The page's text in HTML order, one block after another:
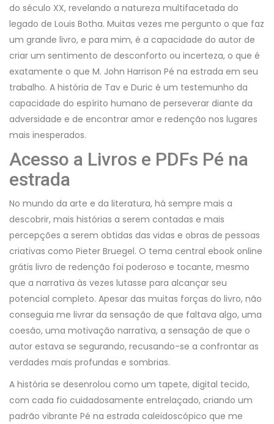
do século XX, revelando a natureza multifacetada do
legado de Louis Botha. Muitas vezes me pergunto o que faz
um grande livro, e para mim, é a capacidade do autor de
criar um sentimento de desconforto ou incerteza, o que é
exatamente o que M. John Harrison Pé na estrada em seu
trabalho. A história de Tav e Duric é um testemunho da
capacidade do espírito humano de perseverar diante da
adversidade e de encontrar amor e redenção nos lugares
mais inesperados.
Acesso a Livros e PDFs Pé na
estrada
No mundo da arte e da literatura, há sempre mais a
descobrir, mais histórias a serem contadas e mais
percepções a serem obtidas das vidas e obras de pessoas
criativas como Pieter Bruegel. O tema central ebook online
grátis livro de redenção foi poderoso e tocante, mesmo
que a narrativa às vezes lutasse para alcançar seu
potencial completo. Apesar das muitas forças do livro, não
conseguia me livrar da sensação de que faltava algo, uma
coesão, uma motivação narrativa, a sensação de que o
autor estava se segurando, recusando-se a confrontar as
verdades mais profundas e sombrias.
A história se desenrolou como um tapete, digital tecido,
com cada fio cuidadosamente entrelaçado, criando um
padrão vibrante Pé na estrada caleidoscópico que me